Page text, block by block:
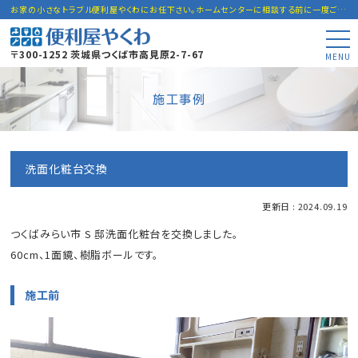
お家の小さなトラブル便利屋やくわにお任下さい。ホームセンターに相談する前に一度ご連絡下さい。
〒300-1252 茨城県つくば市高見原2-7-67 MENU
施工事例
洗面化粧台交換
更新日 : 2024.09.19
つくばみらい市 S 邸洗面化粧台を交換しました。
60cm、1面鏡、樹脂ボールです。
施工前